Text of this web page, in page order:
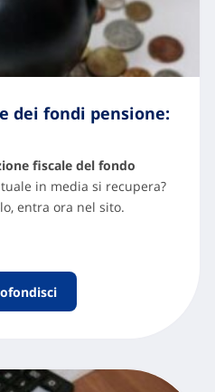
dei fondi pensione:
fiscale del fondo
in media si recupera?
entra ora nel sito.